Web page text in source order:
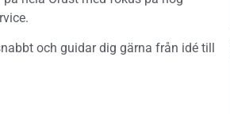
och guidar dig gärna från idé till